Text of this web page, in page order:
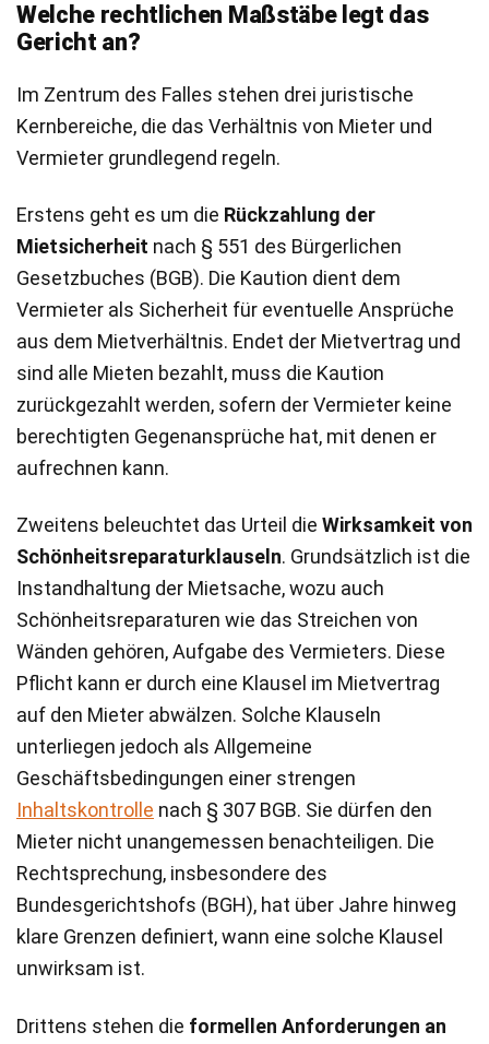
Welche rechtlichen Maßstäbe legt das
Gericht an?
Im Zentrum des Falles stehen drei juristische
Kernbereiche, die das Verhältnis von Mieter und
Vermieter grundlegend regeln.
Erstens geht es um die Rückzahlung der
Mietsicherheit nach § 551 des Bürgerlichen
Gesetzbuches (BGB). Die Kaution dient dem
Vermieter als Sicherheit für eventuelle Ansprüche
aus dem Mietverhältnis. Endet der Mietvertrag und
sind alle Mieten bezahlt, muss die Kaution
zurückgezahlt werden, sofern der Vermieter keine
berechtigten Gegenansprüche hat, mit denen er
aufrechnen kann.
Zweitens beleuchtet das Urteil die Wirksamkeit von
Schönheitsreparaturklauseln. Grundsätzlich ist die
Instandhaltung der Mietsache, wozu auch
Schönheitsreparaturen wie das Streichen von
Wänden gehören, Aufgabe des Vermieters. Diese
Pflicht kann er durch eine Klausel im Mietvertrag
auf den Mieter abwälzen. Solche Klauseln
unterliegen jedoch als Allgemeine
Geschäftsbedingungen einer strengen
Inhaltskontrolle nach § 307 BGB. Sie dürfen den
Mieter nicht unangemessen benachteiligen. Die
Rechtsprechung, insbesondere des
Bundesgerichtshofs (BGH), hat über Jahre hinweg
klare Grenzen definiert, wann eine solche Klausel
unwirksam ist.
Drittens stehen die formellen Anforderungen an